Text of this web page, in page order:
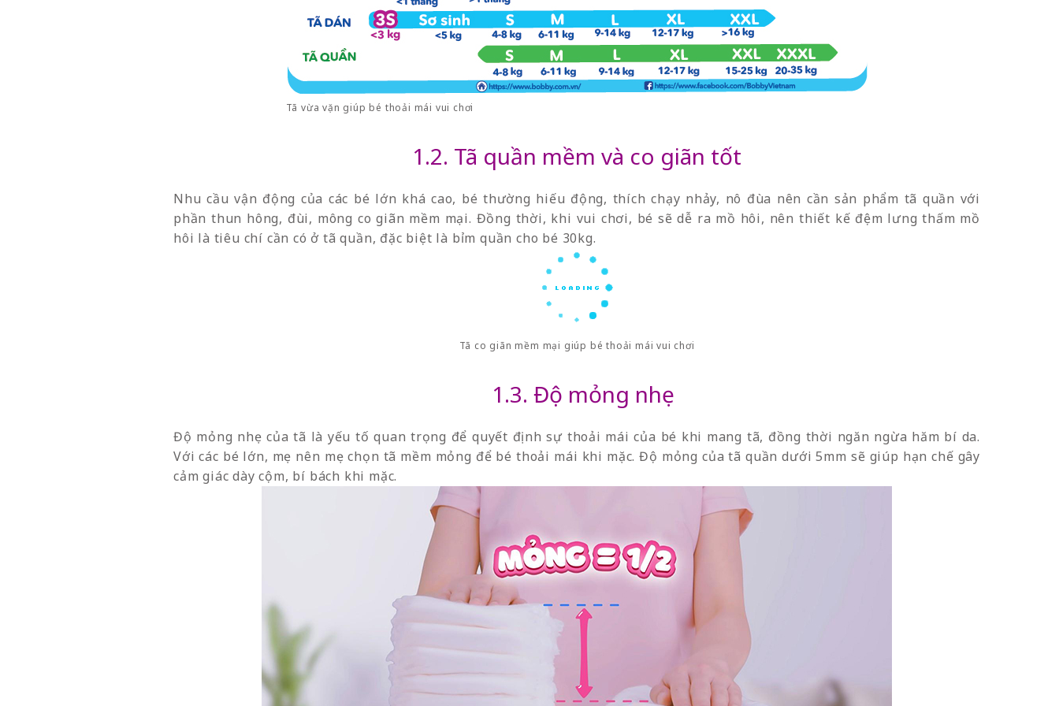
Tã vừa vặn giúp bé thoải mái vui chơi
1.2. Tã quần mềm và co giãn tốt
Nhu cầu vận động của các bé lớn khá cao, bé thường hiếu động, thích chạy nhảy, nô đùa nên cần sản phẩm tã quần với
phần thun hông, đùi, mông co giãn mềm mại. Đồng thời, khi vui chơi, bé sẽ dễ ra mồ hôi, nên thiết kế đệm lưng thấm mồ
hôi là tiêu chí cần có ở tã quần, đặc biệt là bỉm quần cho bé 30kg.
Tã co giãn mềm mại giúp bé thoải mái vui chơi
1.3. Độ mỏng nhẹ
Độ mỏng nhẹ của tã là yếu tố quan trọng để quyết định sự thoải mái của bé khi mang tã, đồng thời ngăn ngừa hăm bí da.
Với các bé lớn, mẹ nên mẹ chọn tã mềm mỏng để bé thoải mái khi mặc. Độ mỏng của tã quần dưới 5mm sẽ giúp hạn chế gây
cảm giác dày cộm, bí bách khi mặc.